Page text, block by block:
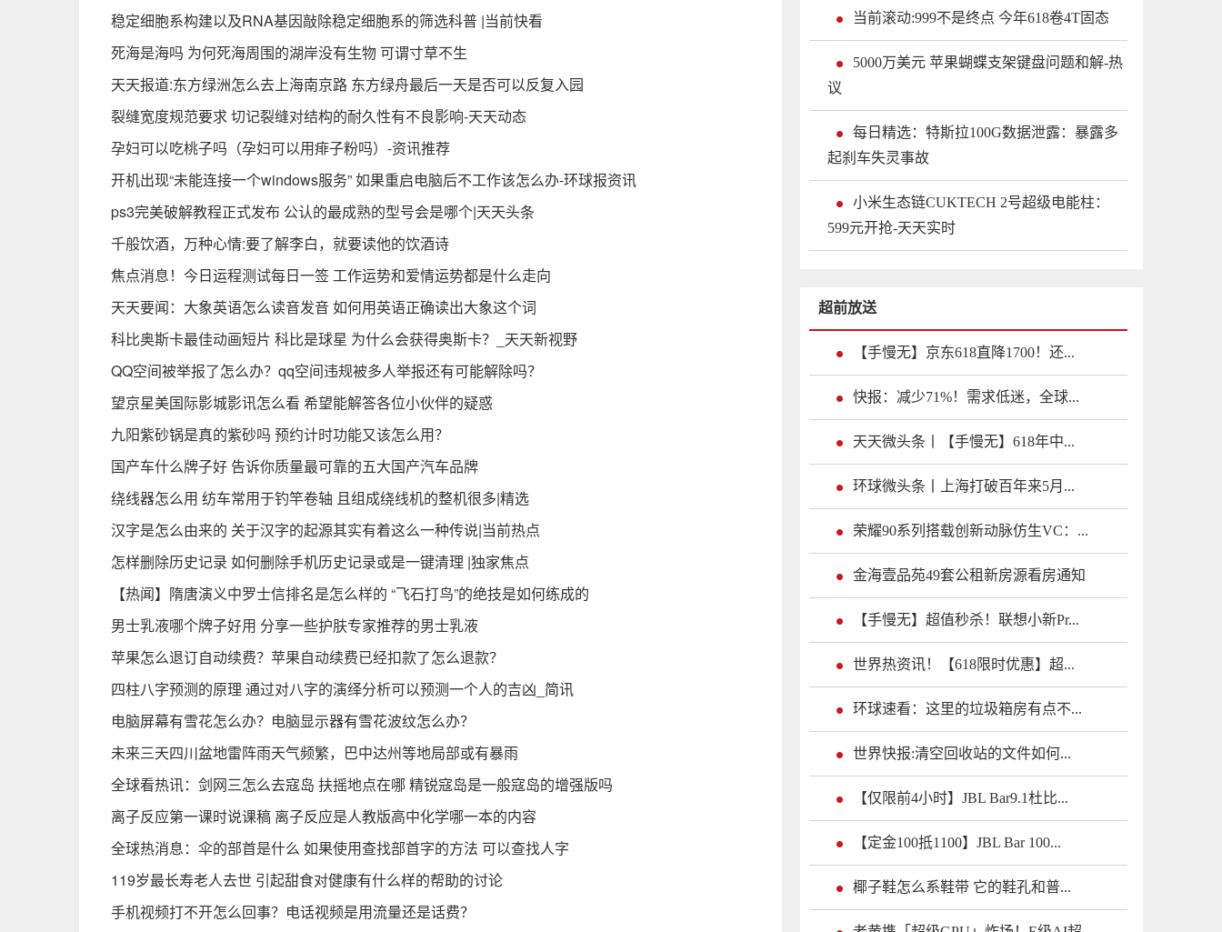
稳定细胞系构建以及RNA基因敲除稳定细胞系的筛选科普 |当前快看
死海是海吗 为何死海周围的湖岸没有生物 可谓寸草不生
天天报道:东方绿洲怎么去上海南京路 东方绿舟最后一天是否可以反复入园
裂缝宽度规范要求 切记裂缝对结构的耐久性有不良影响-天天动态
孕妇可以吃桃子吗（孕妇可以用痱子粉吗）-资讯推荐
开机出现“未能连接一个windows服务” 如果重启电脑后不工作该怎么办-环球报资讯
ps3完美破解教程正式发布 公认的最成熟的型号会是哪个|天天头条
千般饮酒，万种心情:要了解李白，就要读他的饮酒诗
焦点消息！今日运程测试每日一签 工作运势和爱情运势都是什么走向
天天要闻：大象英语怎么读音发音 如何用英语正确读出大象这个词
科比奥斯卡最佳动画短片 科比是球星 为什么会获得奥斯卡？_天天新视野
QQ空间被举报了怎么办？qq空间违规被多人举报还有可能解除吗？
望京星美国际影城影讯怎么看 希望能解答各位小伙伴的疑惑
九阳紫砂锅是真的紫砂吗 预约计时功能又该怎么用？
国产车什么牌子好 告诉你质量最可靠的五大国产汽车品牌
绕线器怎么用 纺车常用于钓竿卷轴 且组成绕线机的整机很多|精选
汉字是怎么由来的 关于汉字的起源其实有着这么一种传说|当前热点
怎样删除历史记录 如何删除手机历史记录或是一键清理 |独家焦点
【热闻】隋唐演义中罗士信排名是怎么样的 “飞石打鸟”的绝技是如何练成的
男士乳液哪个牌子好用 分享一些护肤专家推荐的男士乳液
苹果怎么退订自动续费？苹果自动续费已经扣款了怎么退款？
四柱八字预测的原理 通过对八字的演绎分析可以预测一个人的吉凶_简讯
电脑屏幕有雪花怎么办？电脑显示器有雪花波纹怎么办？
​未来三天四川盆地雷阵雨天气频繁，巴中达州等地局部或有暴雨
全球看热讯：剑网三怎么去寇岛 扶摇地点在哪 精锐寇岛是一般寇岛的增强版吗
离子反应第一课时说课稿 离子反应是人教版高中化学哪一本的内容
全球热消息：伞的部首是什么 如果使用查找部首字的方法 可以查找人字
119岁最长寿老人去世 引起甜食对健康有什么样的帮助的讨论
手机视频打不开怎么回事？电话视频是用流量还是话费？
当前滚动:999不是终点 今年618卷4T固态
5000万美元 苹果蝴蝶支架键盘问题和解-热
议
每日精选：特斯拉100G数据泄露：暴露多
起刹车失灵事故
小米生态链CUKTECH 2号超级电能柱：
599元开抢-天天实时
超前放送
【手慢无】京东618直降1700！还...
快报：减少71%！需求低迷，全球...
天天微头条丨【手慢无】618年中...
环球微头条丨上海打破百年来5月...
荣耀90系列搭载创新动脉仿生VC：...
金海壹品苑49套公租新房源看房通知
【手慢无】超值秒杀！联想小新Pr...
世界热资讯！【618限时优惠】超...
环球速看：这里的垃圾箱房有点不...
世界快报:清空回收站的文件如何...
【仅限前4小时】JBL Bar9.1杜比...
【定金100抵1100】JBL Bar 100...
椰子鞋怎么系鞋带 它的鞋孔和普...